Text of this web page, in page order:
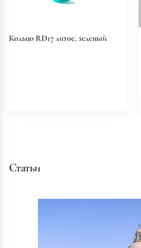
Кольцо RD17 литое, зеленый
Статьи